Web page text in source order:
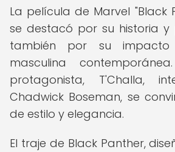
La película de Marvel "Black
se destacó por su historia y
también por su
masculina
protagonista, T'Challa,
Chadwick Boseman, se
de estilo y elegancia.
El traje de Black Panther,